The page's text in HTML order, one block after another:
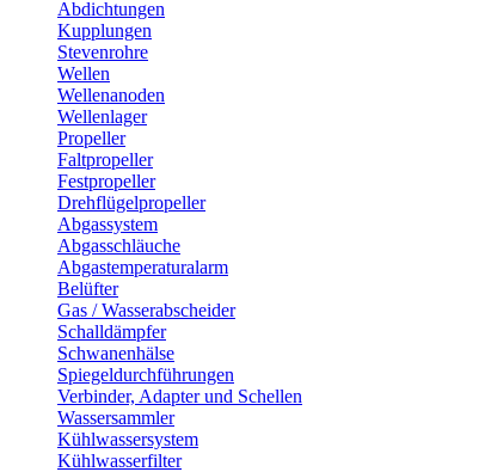
Abdichtungen
Kupplungen
Stevenrohre
Wellen
Wellenanoden
Wellenlager
Propeller
Faltpropeller
Festpropeller
Drehflügelpropeller
Abgassystem
Abgasschläuche
Abgastemperaturalarm
Belüfter
Gas / Wasserabscheider
Schalldämpfer
Schwanenhälse
Spiegeldurchführungen
Verbinder, Adapter und Schellen
Wassersammler
Kühlwassersystem
Kühlwasserfilter